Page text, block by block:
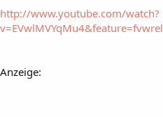
http://www.youtube.com/watch?
v=EVwlMVYqMu4&feature=fvwrel
Anzeige: